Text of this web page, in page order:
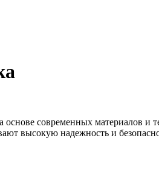
современных материалов и
высокую надежность и